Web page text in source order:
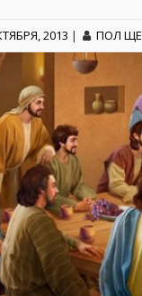
2013 | ПОЛ